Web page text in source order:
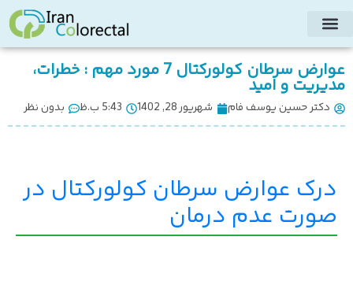
عوارض سرطان کولورکتال 7 مورد مهم : خطرات،
مدیریت و امید
دکتر حسین یوسف فام شهریور 28, 1402 5:43 ب.ظ بدون نظر
درک عوارض سرطان کولورکتال در
صورت عدم درمان